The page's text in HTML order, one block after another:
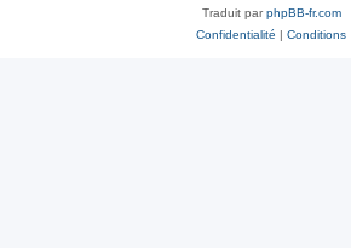
Traduit parphpBB-fr.com
Confidentialité | Conditions